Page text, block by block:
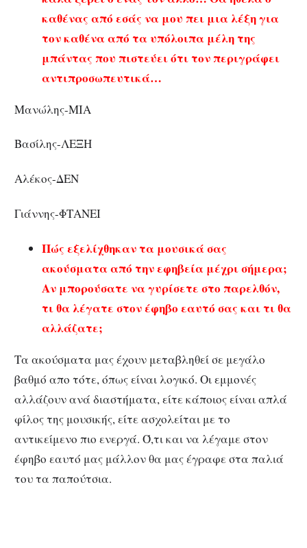
καθένας από εσάς να μου πει μια λέξη για
τον καθένα από τα υπόλοιπα μέλη της
μπάντας που πιστεύει ότι τον περιγράφει
αντιπροσωπευτικά…
Μανώλης-ΜΙΑ
Βασίλης-ΛΕΞΗ
Αλέκος-ΔΕΝ
Γιάννης-ΦΤΑΝΕΙ
Πώς εξελίχθηκαν τα μουσικά σας
ακούσματα από την εφηβεία μέχρι σήμερα;
Αν μπορούσατε να γυρίσετε στο παρελθόν,
τι θα λέγατε στον έφηβο εαυτό σας και τι θα
αλλάζατε;
Τα ακούσματα μας έχουν μεταβληθεί σε μεγάλο
βαθμό απο τότε, όπως είναι λογικό. Οι εμμονές
αλλάζουν ανά διαστήματα, είτε κάποιος είναι απλά
φίλος της μουσικής, είτε ασχολείται με το
αντικείμενο πιο ενεργά. Ό,τι και να λέγαμε στον
έφηβο εαυτό μας μάλλον θα μας έγραφε στα παλιά
του τα παπούτσια.